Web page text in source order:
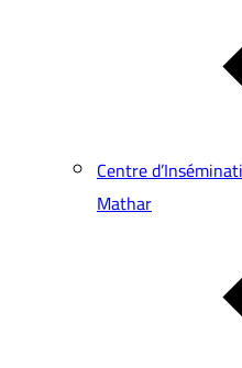
Centre
Mathar